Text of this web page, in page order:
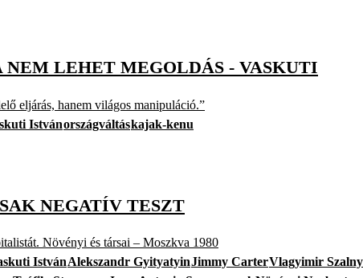
LEHET MEGOLDÁS - VASKUTI
eljárás, hanem világos manipuláció.”
Istvánországváltáskajak-kenu
NEGATÍV TESZT
Növényi és társai – Moszkva 1980
IstvánAlekszandr GyityatyinJimmy CarterVlagyimir